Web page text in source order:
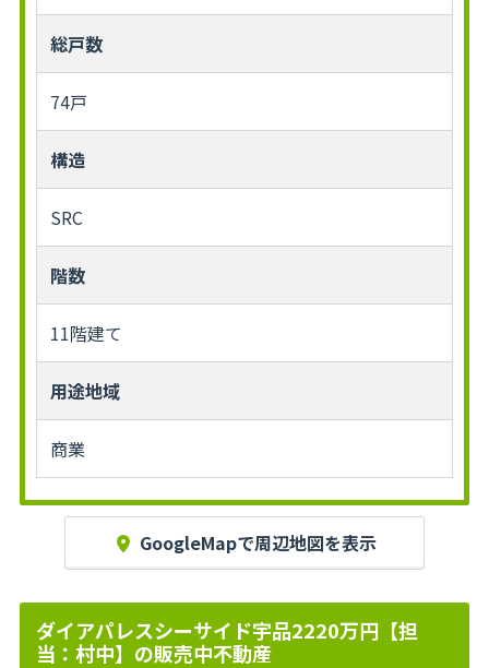
総戸数
74戸
構造
SRC
階数
11階建て
用途地域
商業
GoogleMapで周辺地図を表示
ダイアパレスシーサイド宇品2220万円【担
当：村中】の販売中不動産